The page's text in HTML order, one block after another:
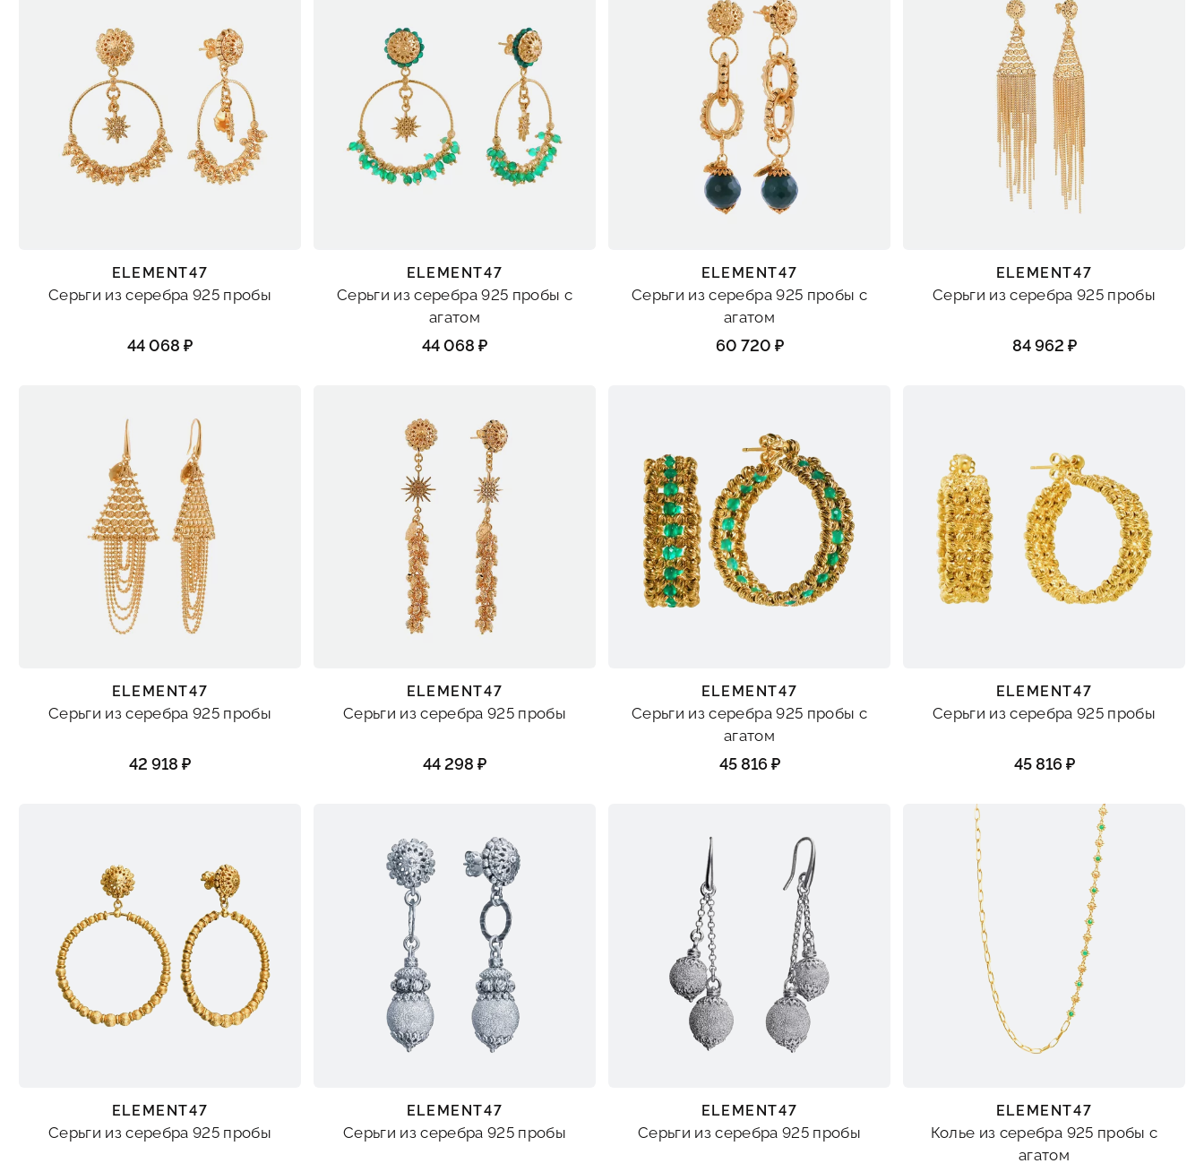
ELEMENT47
Серьги из серебра 925 пробы
44 068 ₽
ELEMENT47
Серьги из серебра 925 пробы с
агатом
44 068 ₽
ELEMENT47
Серьги из серебра 925 пробы с
агатом
60 720 ₽
ELEMENT47
Серьги из серебра 925 пробы
84 962 ₽
ELEMENT47
Серьги из серебра 925 пробы
42 918 ₽
ELEMENT47
Серьги из серебра 925 пробы
44 298 ₽
ELEMENT47
Серьги из серебра 925 пробы с
агатом
45 816 ₽
ELEMENT47
Серьги из серебра 925 пробы
45 816 ₽
ELEMENT47
Серьги из серебра 925 пробы
ELEMENT47
Серьги из серебра 925 пробы
ELEMENT47
Серьги из серебра 925 пробы
ELEMENT47
Колье из серебра 925 пробы с
агатом